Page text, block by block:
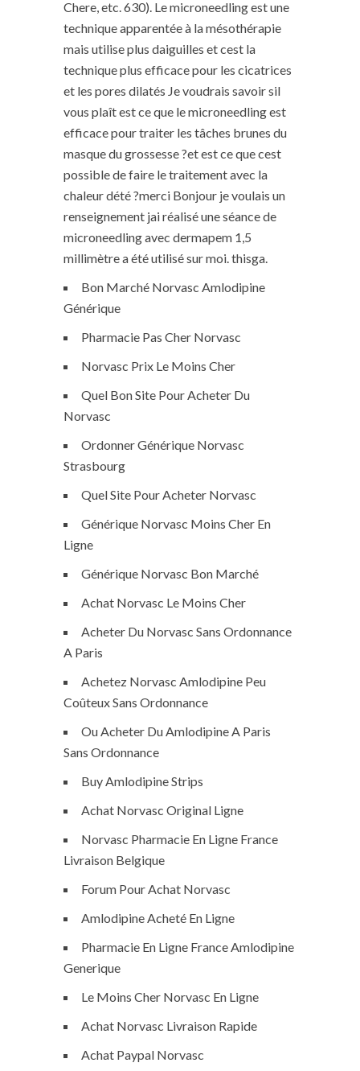
Chere, etc. 630). Le microneedling est une
technique apparentée à la mésothérapie
mais utilise plus daiguilles et cest la
technique plus efficace pour les cicatrices
et les pores dilatés Je voudrais savoir sil
vous plaît est ce que le microneedling est
efficace pour traiter les tâches brunes du
masque du grossesse ?et est ce que cest
possible de faire le traitement avec la
chaleur dété ?merci Bonjour je voulais un
renseignement jai réalisé une séance de
microneedling avec dermapem 1,5
millimètre a été utilisé sur moi. thisga.
Bon Marché Norvasc Amlodipine
Générique
Pharmacie Pas Cher Norvasc
Norvasc Prix Le Moins Cher
Quel Bon Site Pour Acheter Du
Norvasc
Ordonner Générique Norvasc
Strasbourg
Quel Site Pour Acheter Norvasc
Générique Norvasc Moins Cher En
Ligne
Générique Norvasc Bon Marché
Achat Norvasc Le Moins Cher
Acheter Du Norvasc Sans Ordonnance
A Paris
Achetez Norvasc Amlodipine Peu
Coûteux Sans Ordonnance
Ou Acheter Du Amlodipine A Paris
Sans Ordonnance
Buy Amlodipine Strips
Achat Norvasc Original Ligne
Norvasc Pharmacie En Ligne France
Livraison Belgique
Forum Pour Achat Norvasc
Amlodipine Acheté En Ligne
Pharmacie En Ligne France Amlodipine
Generique
Le Moins Cher Norvasc En Ligne
Achat Norvasc Livraison Rapide
Achat Paypal Norvasc